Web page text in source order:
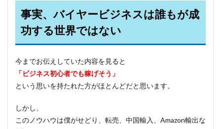
事実、バイヤービジネスは誰もが成
功する世界ではない
今までお伝えしていた内容を見ると
「ビジネス初心者でも稼げそう」
という思いを持たれた方がほとんどだと思います。
しかし、
このノウハウは僕がせどり、転売、中国輸入、Amazon輸出な